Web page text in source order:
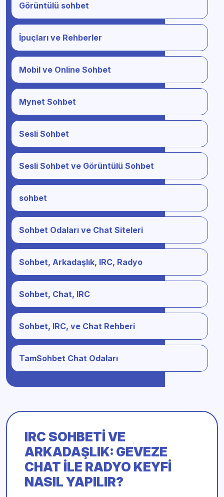
Görüntülü sohbet
İpuçları ve Rehberler
Mobil ve Online Sohbet
Mynet Sohbet
Sesli Sohbet
Sesli Sohbet ve Görüntülü Sohbet
sohbet
Sohbet Odaları ve Chat Siteleri
Sohbet, Arkadaşlık, IRC, Radyo
Sohbet, Chat, IRC
Sohbet, IRC, ve Chat Rehberi
TamSohbet Chat Odaları
IRC SOHBETI VE
ARKADAŞLIK: GEVEZE
CHAT ILE RADYO KEYFI
NASIL YAPILIR?